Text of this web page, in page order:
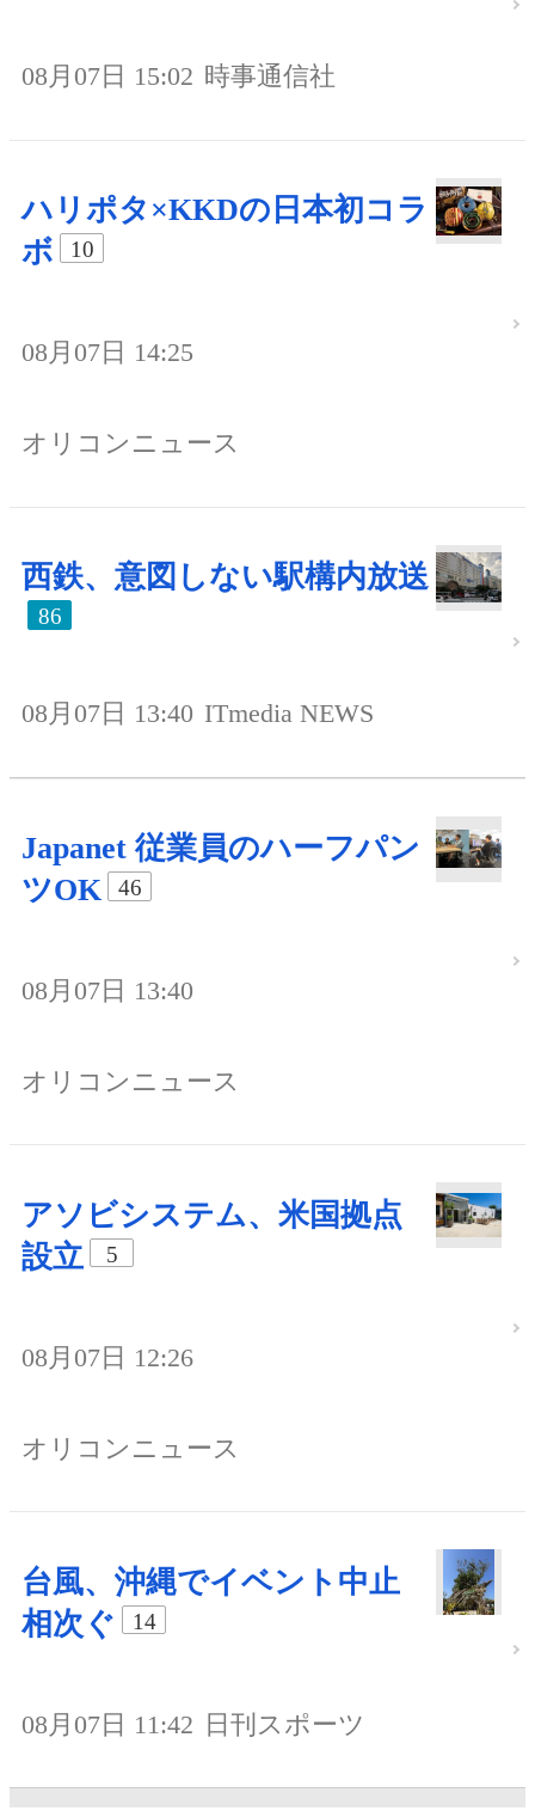
08月07日 15:02 時事通信社
ハリポタ×KKDの日本初コラ
ボ
10
08月07日 14:25
オリコンニュース
西鉄、意図しない駅構内放送
86
08月07日 13:40 ITmedia NEWS
Japanet 従業員のハーフパン
ツOK
46
08月07日 13:40
オリコンニュース
アソビシステム、米国拠点
設立
5
08月07日 12:26
オリコンニュース
台風、沖縄でイベント中止
相次ぐ
14
08月07日 11:42 日刊スポーツ